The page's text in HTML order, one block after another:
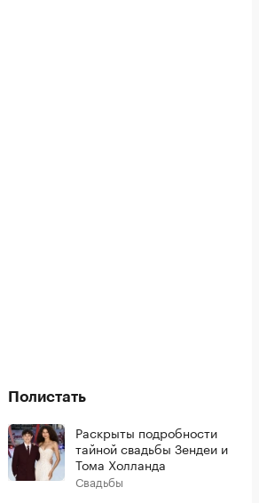
Полистать
Раскрыты подробности
тайной свадьбы Зендеи и
Тома Холланда
Свадьбы